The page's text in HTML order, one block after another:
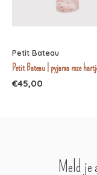
Petit Bateau
Petit Bateau | pyjama roze
€45,00
Meld je